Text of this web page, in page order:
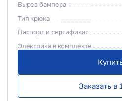
Вырез бампера
Тип крюка
Паспорт и сертификат
Электрика в комплекте
Заказать в